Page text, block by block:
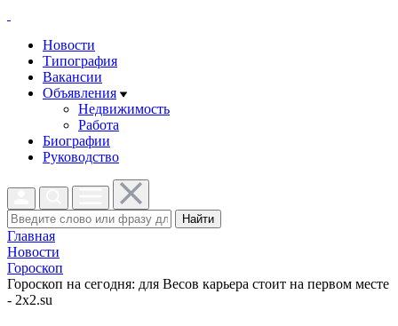
Новости
Типография
Вакансии
Объявления
Недвижимость
Работа
Биографии
Руководство
Найти
Главная
Новости
Гороскоп
Гороскоп на сегодня: для Весов карьера стоит на первом месте
- 2x2.su